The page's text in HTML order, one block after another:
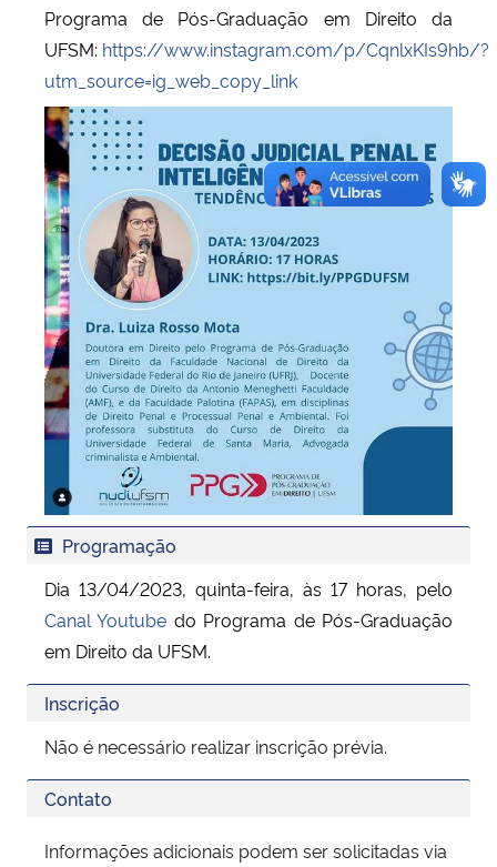
Programa de Pós-Graduação em Direito da
UFSM: https://www.instagram.com/p/CqnlxKIs9hb/?
utm_source=ig_web_copy_link
Programação
Dia 13/04/2023, quinta-feira, às 17 horas, pelo
Canal Youtube do Programa de Pós-Graduação
em Direito da UFSM.
Inscrição
Não é necessário realizar inscrição prévia.
Contato
Informações adicionais podem ser solicitadas via